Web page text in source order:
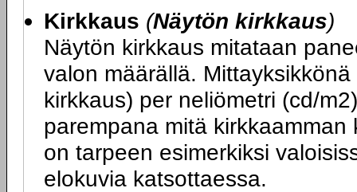
Kirkkaus (Näytön kirkkaus)
Näytön kirkkaus mitataan
valon määrällä.
kirkkaus) per neliömetri (cd/
parempana mitä
on tarpeen esimerkiksi
elokuvia katsottaessa.